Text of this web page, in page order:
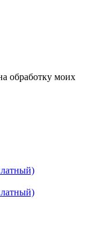
составляет
— выдаётся
проживания
скидки
отдельной
обработку моих